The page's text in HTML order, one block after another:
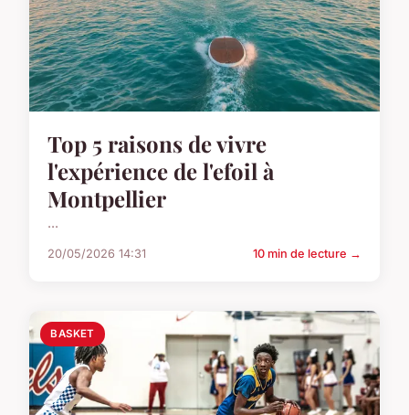
Top 5 raisons de vivre
l'expérience de l'efoil à
Montpellier
...
20/05/2026 14:31 10 min de lecture →
BASKET